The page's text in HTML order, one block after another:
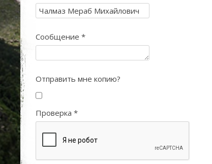
Сообщение *
Отправить мне копию?
Проверка *